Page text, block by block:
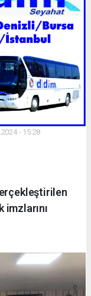
- 15:28
imzlarını